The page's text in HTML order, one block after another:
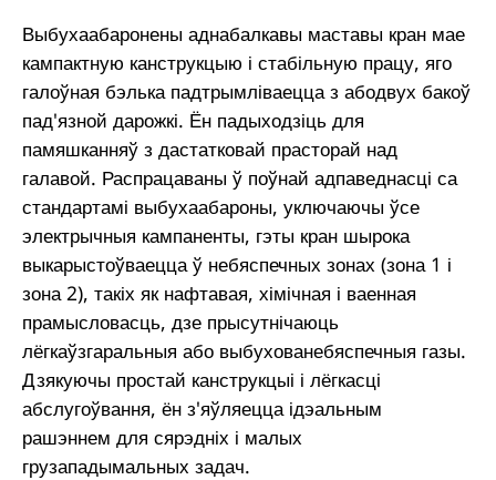
Выбухаабаронены аднабалкавы маставы кран мае
кампактную канструкцыю і стабільную працу, яго
галоўная бэлька падтрымліваецца з абодвух бакоў
пад'язной дарожкі. Ён падыходзіць для
памяшканняў з дастатковай прасторай над
галавой. Распрацаваны ў поўнай адпаведнасці са
стандартамі выбухаабароны, уключаючы ўсе
электрычныя кампаненты, гэты кран шырока
выкарыстоўваецца ў небяспечных зонах (зона 1 і
зона 2), такіх як нафтавая, хімічная і ваенная
прамысловасць, дзе прысутнічаюць
лёгкаўзгаральныя або выбухованебяспечныя газы.
Дзякуючы простай канструкцыі і лёгкасці
абслугоўвання, ён з'яўляецца ідэальным
рашэннем для сярэдніх і малых
грузападымальных задач.